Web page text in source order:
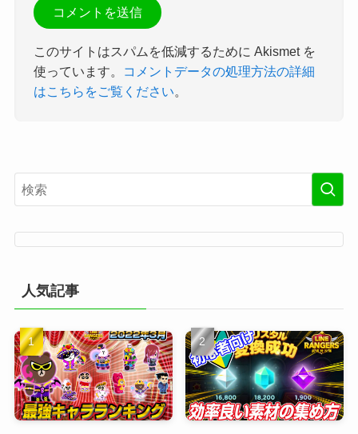
このサイトはスパムを低減するために Akismet を
使っています。
コメントデータの処理方法の詳細
はこちらをご覧ください。
人気記事